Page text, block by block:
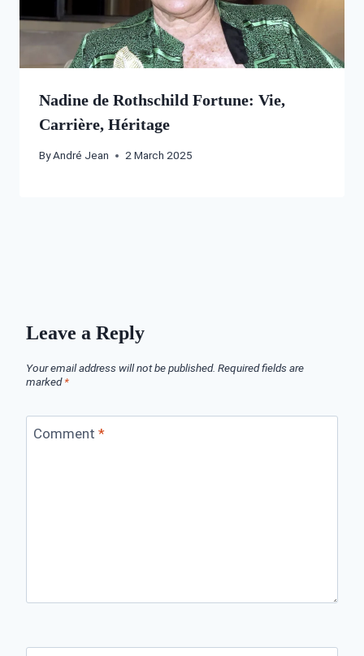
Nadine de Rothschild Fortune: Vie,
Carrière, Héritage
ByAndré Jean 2 March 2025
Leave a Reply
Your email address will not be published. Required fields are
marked*
Comment *